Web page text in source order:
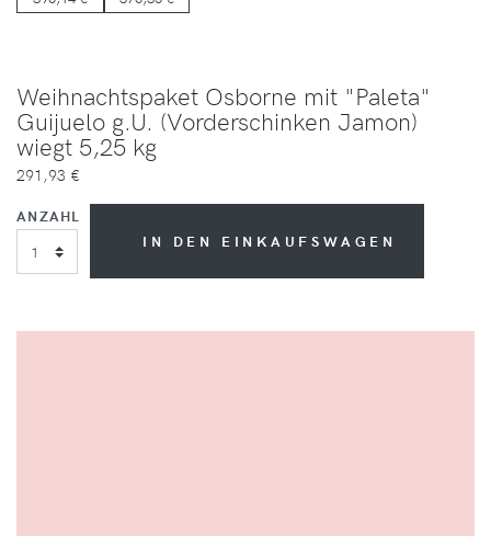
Weihnachtspaket Osborne mit "Paleta"
Guijuelo g.U. (Vorderschinken Jamon)
wiegt 5,25 kg
291,93 €
ANZAHL
IN DEN EINKAUFSWAGEN